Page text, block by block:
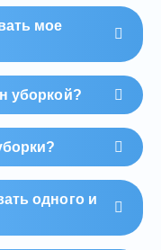
мое
уборкой?
одного и